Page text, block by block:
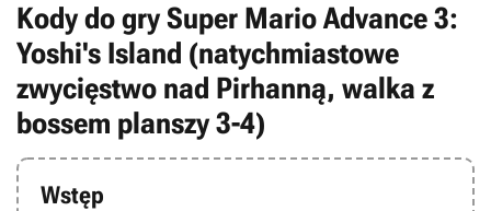
Kody do gry Super Mario Advance 3:
Yoshi's Island (natychmiastowe
zwycięstwo nad Pirhanną, walka z
bossem planszy 3-4)
Wstęp